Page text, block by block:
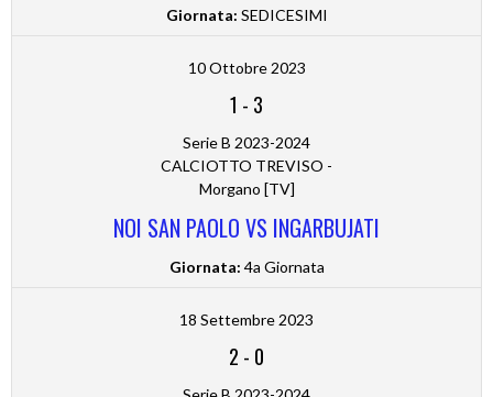
Giornata: SEDICESIMI
10 Ottobre 2023
1 - 3
Serie B 2023-2024
CALCIOTTO TREVISO -
Morgano [TV]
NOI SAN PAOLO VS INGARBUJATI
Giornata: 4a Giornata
18 Settembre 2023
2 - 0